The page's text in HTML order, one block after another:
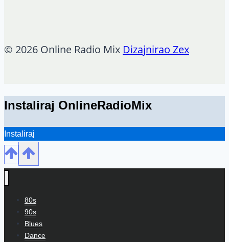
© 2026 Online Radio Mix Dizajnirao Zex
Instaliraj OnlineRadioMix
Instaliraj
80s
90s
Blues
Dance